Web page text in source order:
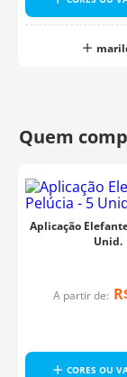
Aplicação
Unid.
A partir de:
CORES OU